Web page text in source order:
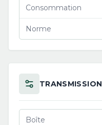
Consommation
Norme
TRANSMISSION
Boîte